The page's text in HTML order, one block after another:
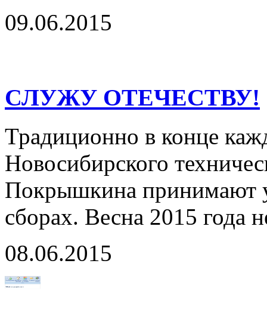
09.06.2015
СЛУЖУ ОТЕЧЕСТВУ!
Традиционно в конце
Новосибирского
Покрышкина принимают
сборах. Весна 2015 года
08.06.2015